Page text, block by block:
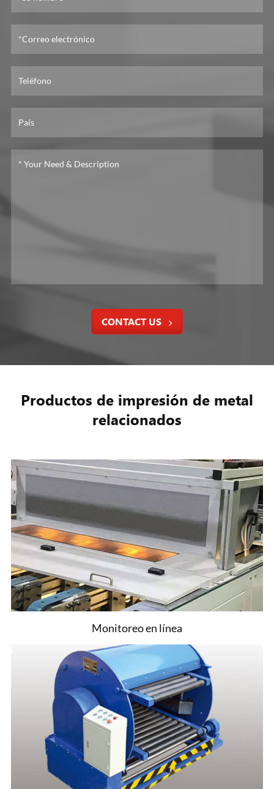
CONTACT US
Productos de impresión de metal
relacionados
Monitoreo en línea